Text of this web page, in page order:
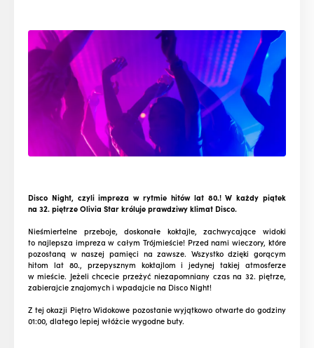
Disco Night, czyli impreza w rytmie hitów lat 80.! W każdy piątek
na 32. piętrze Olivia Star króluje prawdziwy klimat Disco.
Nieśmiertelne przeboje, doskonałe koktajle, zachwycające widoki
to najlepsza impreza w całym Trójmieście! Przed nami wieczory, które
pozostaną w naszej pamięci na zawsze. Wszystko dzięki gorącym
hitom lat 80., przepysznym koktajlom i jedynej takiej atmosferze
w mieście. Jeżeli chcecie przeżyć niezapomniany czas na 32. piętrze,
zabierajcie znajomych i wpadajcie na Disco Night!
Z tej okazji Piętro Widokowe pozostanie wyjątkowo otwarte do godziny
01:00, dlatego lepiej włóżcie wygodne buty.